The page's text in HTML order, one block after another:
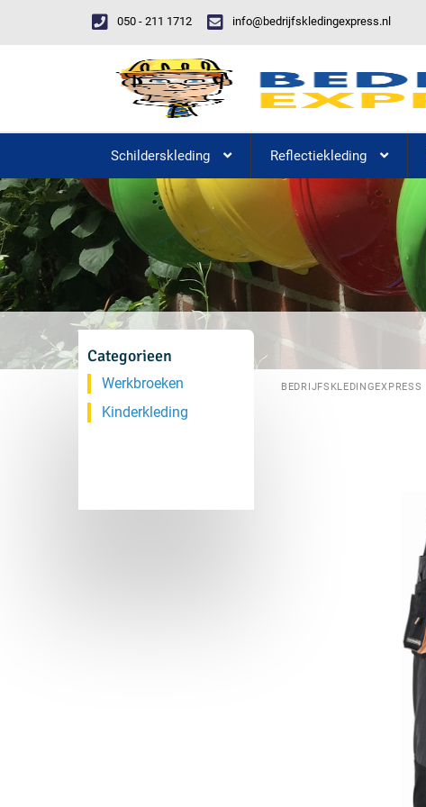
050 - 211 1712 info@bedrijfskledingexpress.nl
Schilderskleding Reflectiekleding
BEDRIJFSKLEDINGEXPRESS
Categorieen
Werkbroeken
Kinderkleding